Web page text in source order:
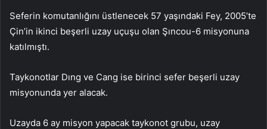
Seferin komutanlığını üstlenecek 57 yaşındaki Fey, 2005’te
Çin’in ikinci beşerli uzay uçuşu olan Şıncou-6 misyonuna
katılmıştı.
Taykonotlar Dıng ve Cang ise birinci sefer beşerli uzay
misyonunda yer alacak.
Uzayda 6 ay misyon yapacak taykonot grubu, uzay